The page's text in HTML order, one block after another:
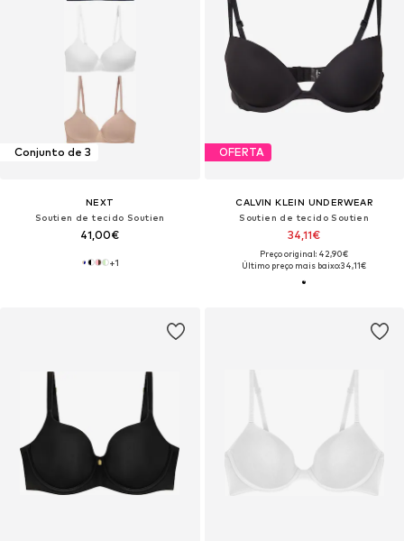
Conjunto de 3
NEXT
Soutien de tecido Soutien
41,00€
+1
OFERTA
CALVIN KLEIN UNDERWEAR
Soutien de tecido Soutien
34,11€
Preço original: 42,90€
Último preço mais baixo:34,11€